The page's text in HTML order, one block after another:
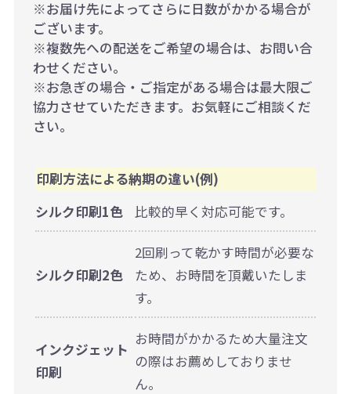
※お届け先によってさらに日数がかかる場合が
ございます。
※複数先への配送をご希望の場合は、お問い合
わせください。
※お急ぎの場合・ご指定がある場合は最大限ご
協力させていただきます。お気軽にご相談くだ
さい。
印刷方法による納期の違い(例)
シルク印刷1色
比較的早く対応可能です。
シルク印刷2色
2回刷って乾かす時間が必要な
ため、お時間を頂戴いたしま
す。
インクジェット
印刷
お時間がかかるため大量注文
の際はお薦めしておりませ
ん。